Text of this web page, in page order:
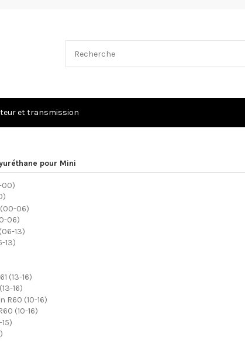
et transmission
pour Mini
06)
13)
16)
(10-16)